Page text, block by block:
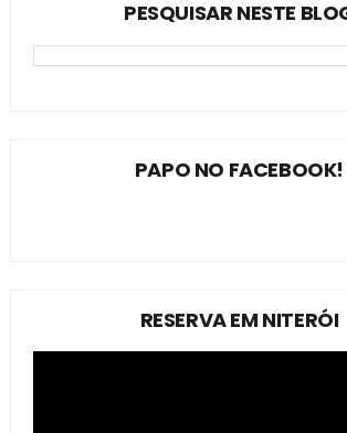
PESQUISAR NESTE
PAPO NO FACEBOOK!
RESERVA EM NITERÓI